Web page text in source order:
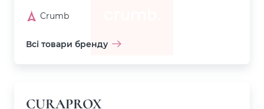
Crumb
Всі товари бренду
CURAPROX